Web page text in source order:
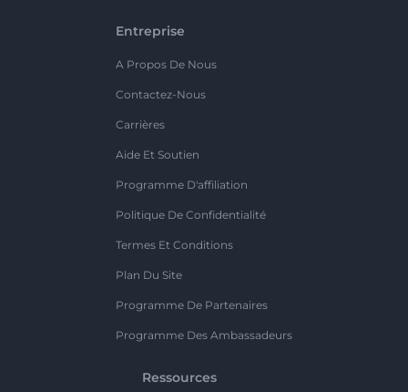
Entreprise
A Propos De Nous
Contactez-Nous
Carrières
Aide Et Soutien
Programme D'affiliation
Politique De Confidentialité
Termes Et Conditions
Plan Du Site
Programme De Partenaires
Programme Des Ambassadeurs
Ressources